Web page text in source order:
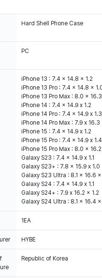
Hard Shell Phone Case
PC
iPhone 13 : 7.4 x 14.8 x 1.2
iPhone 13 Pro : 7.4 x 14.8 x
iPhone 13 Pro Max : 8.0 x
iPhone 14 : 7.4 x 14.9 x 1.2
iPhone 14 Pro : 7.4 x 14.9 x 1.3
iPhone 14 Pro Max : 7.9 x 16.3
iPhone 15 : 7.4 x 14.9 x 1.2
iPhone 15 Pro : 7.4 x 14.9 x 1.4
iPhone 15 Pro Max : 8.0 x
Galaxy S23 : 7.4 x 14.9 x 1.1
Galaxy S23+ : 7.8 x 15.9 x 1.0
Galaxy S23 Ultra : 8.1 x 16.6 x
Galaxy S24 : 7.4 x 14.9 x 1.1
Galaxy S24+ : 7.9 x 16.2 x 1.2
Galaxy S24 Ultra : 8.1 x 16.4 x
1EA
HYBE
Republic of Korea